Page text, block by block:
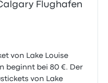
Flughafen
von Lake Louise
beginnt bei 80 €. Der
von Lake